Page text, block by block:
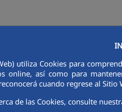
utiliza Cookies para
online, así como para
cuando regrese al Sitio
de las Cookies, consulte
>Noticias